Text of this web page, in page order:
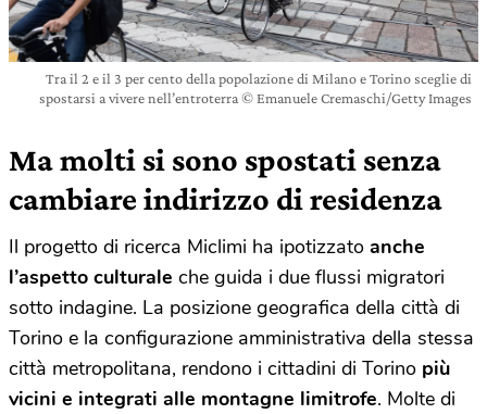
Tra il 2 e il 3 per cento della popolazione di Milano e Torino sceglie di
spostarsi a vivere nell’entroterra © Emanuele Cremaschi/Getty Images
Ma molti si sono spostati senza
cambiare indirizzo di residenza
Il progetto di ricerca Miclimi ha ipotizzato anche
l’aspetto culturale che guida i due flussi migratori
sotto indagine. La posizione geografica della città di
Torino e la configurazione amministrativa della stessa
città metropolitana, rendono i cittadini di Torino più
vicini e integrati alle montagne limitrofe. Molte di